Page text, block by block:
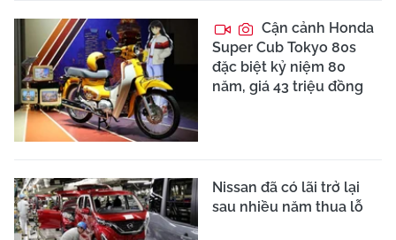
Cận cảnh Honda
Super Cub Tokyo 80s
đặc biệt kỷ niệm 80
năm, giá 43 triệu đồng
Nissan đã có lãi trở lại
sau nhiều năm thua lỗ